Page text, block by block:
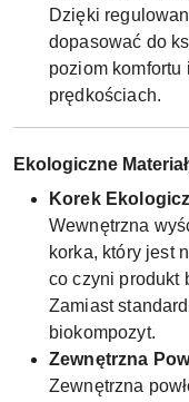
Dzięki
dopasować do
poziom
prędkościach.
Ekologiczne
Korek
Wewnętrzna
korka, który jest
co czyni produkt
Zamiast
biokompozyt.
Zewnętrzna
Zewnętrzna